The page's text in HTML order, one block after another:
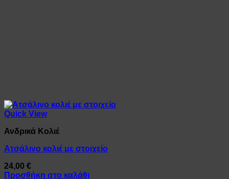
Quick View
Ανδρικά Κολιέ
Ατσάλινο κολιέ με στοιχείο
24,00 €
Προσθήκη στο καλάθι